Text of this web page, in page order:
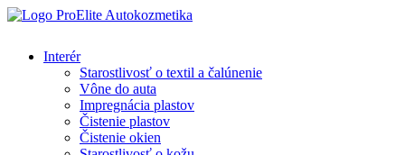
Interér
Starostlivosť o textil a čalúnenie
Vône do auta
Impregnácia plastov
Čistenie plastov
Čistenie okien